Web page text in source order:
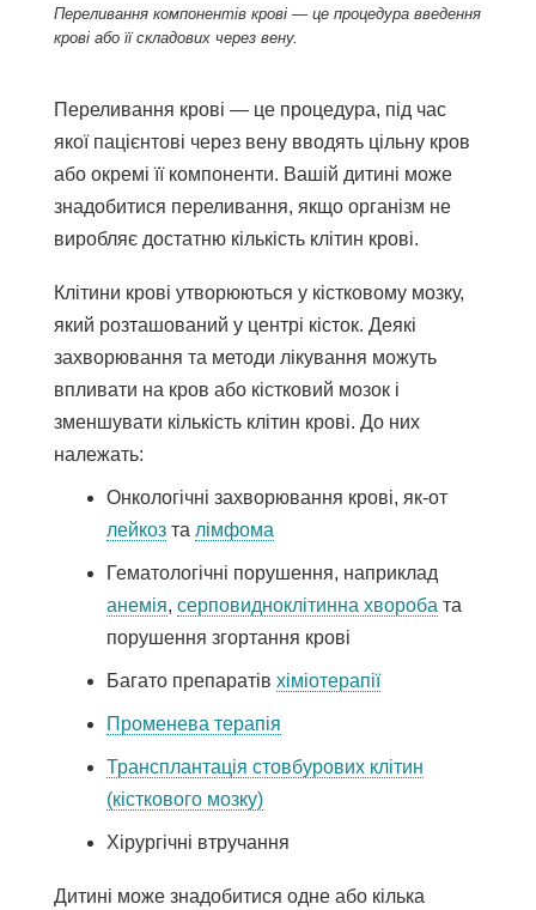
Переливання компонентів крові — це процедура введення
крові або її складових через вену.
Переливання крові — це процедура, під час
якої пацієнтові через вену вводять цільну кров
або окремі її компоненти. Вашій дитині може
знадобитися переливання, якщо організм не
виробляє достатню кількість клітин крові.
Клітини крові утворюються у кістковому мозку,
який розташований у центрі кісток. Деякі
захворювання та методи лікування можуть
впливати на кров або кістковий мозок і
зменшувати кількість клітин крові. До них
належать:
Онкологічні захворювання крові, як-от
лейкозта лімфома
Гематологічні порушення, наприклад
анемія, серповидноклітинна хвороба та
порушення згортання крові
Багато препаратів хіміотерапії
Променева терапія
Трансплантація стовбурових клітин
(кісткового мозку)
Хірургічні втручання
Дитині може знадобитися одне або кілька